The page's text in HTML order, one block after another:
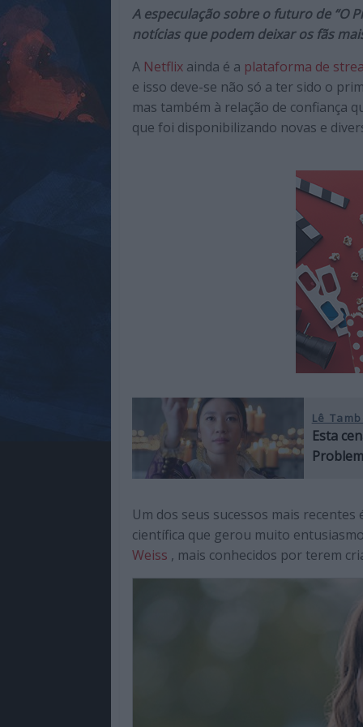
qualidade
enfoque
cultura
pop.
A especulação sobre o futuro de “O
notícias que podem deixar os fãs
A Netflix ainda é a plataforma de
e isso deve-se não só a ter sido o
mas também à relação de confiança
que foi disponibilizando novas e
Lê
Esta
Um dos seus sucessos mais
científica que gerou muito
Weiss , mais conhecidos por terem